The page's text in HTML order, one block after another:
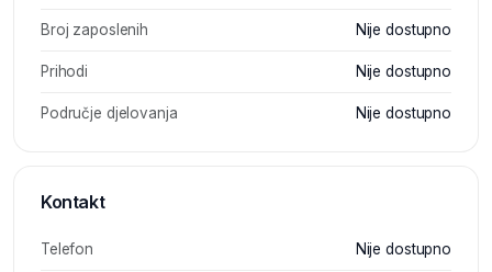
Broj zaposlenih Nije dostupno
Prihodi Nije dostupno
Područje djelovanja Nije dostupno
Kontakt
Telefon Nije dostupno